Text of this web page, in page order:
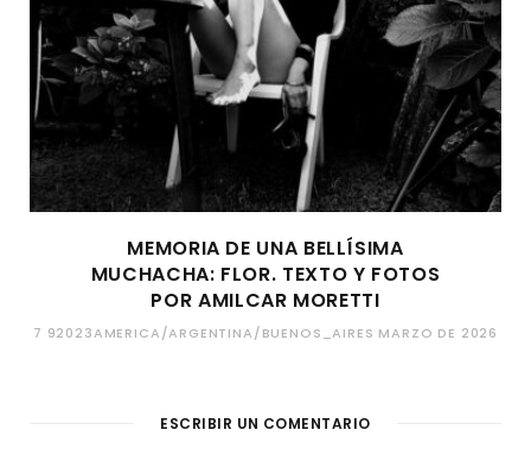
MEMORIA DE UNA BELLÍSIMA
MUCHACHA: FLOR. TEXTO Y FOTOS
POR AMILCAR MORETTI
7 92023AMERICA/ARGENTINA/BUENOS_AIRES MARZO DE 2026
ESCRIBIR UN COMENTARIO